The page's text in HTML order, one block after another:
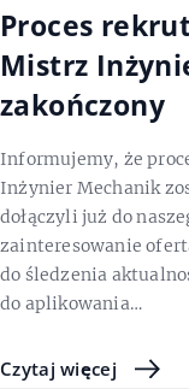
Proces
Mistrz
zakończony
Informujemy, że
Inżynier Mechanik
dołączyli już do
zainteresowanie
do śledzenia
do aplikowania…
Czytaj więcej